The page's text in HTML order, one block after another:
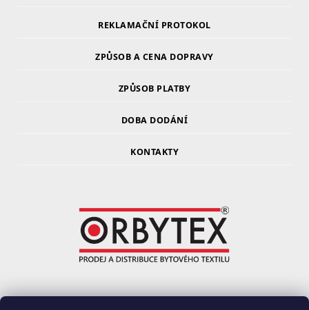
REKLAMAČNÍ PROTOKOL
ZPŮSOB A CENA DOPRAVY
ZPŮSOB PLATBY
DOBA DODÁNÍ
KONTAKTY